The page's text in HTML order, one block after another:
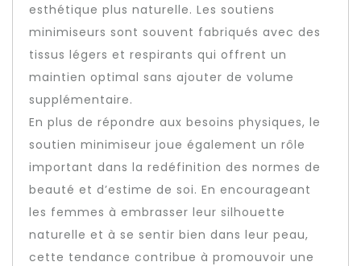
esthétique plus naturelle. Les soutiens
minimiseurs sont souvent fabriqués avec des
tissus légers et respirants qui offrent un
maintien optimal sans ajouter de volume
supplémentaire.
En plus de répondre aux besoins physiques, le
soutien minimiseur joue également un rôle
important dans la redéfinition des normes de
beauté et d’estime de soi. En encourageant
les femmes à embrasser leur silhouette
naturelle et à se sentir bien dans leur peau,
cette tendance contribue à promouvoir une